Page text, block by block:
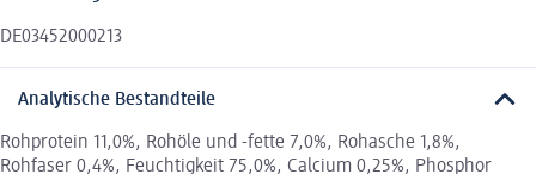
DE03452000213
Analytische Bestandteile
Rohprotein 11,0%, Rohöle und -fette 7,0%, Rohasche 1,8%,
Rohfaser 0,4%, Feuchtigkeit 75,0%, Calcium 0,25%, Phosphor